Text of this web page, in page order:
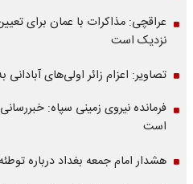
عراقچی: مذاکرات با عمان برای
نزدیک است
تصاویر: اعزام زائر اولی‌های
فرمانده نیروی زمینی سپاه:
است
هشدار امام جمعه بغداد درباره